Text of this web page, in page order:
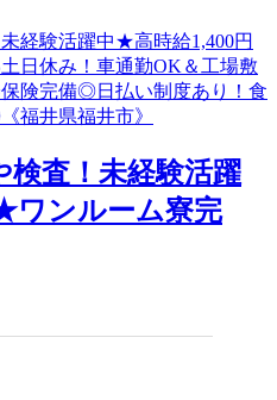
検査！未経験活躍
ワンルーム寮完